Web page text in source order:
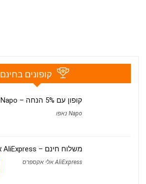
קופונים בחינם
קופון עם 5% הנחה – Napo נאפו
Napo נאפו
משלוח חינם – AliExpress אלי אקספרס
AliExpress אלי אקספרס